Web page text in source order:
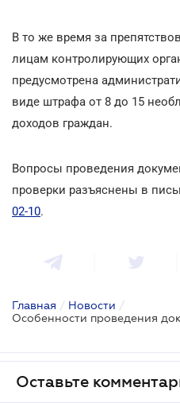
В то же время за
лицам контролирующих
предусмотрена
виде штрафа от 8 до 15
доходов граждан.
Вопросы проведения
проверки разъяснены в
02-10.
Главная / Новости /
Оставьте